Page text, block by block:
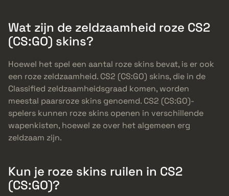
Wat zijn de zeldzaamheid roze CS2
(CS:GO) skins?
Hoewel het spel een aantal roze skins bevat, is er ook
een roze zeldzaamheid. CS2 (CS:GO) skins, die in de
Classified zeldzaamheidsgraad komen, worden
meestal paarsroze skins genoemd. CS2 (CS:GO)-
spelers kunnen roze skins openen in verschillende
wapenkisten, hoewel ze over het algemeen erg
zeldzaam zijn.
Kun je roze skins ruilen in CS2
(CS:GO)?